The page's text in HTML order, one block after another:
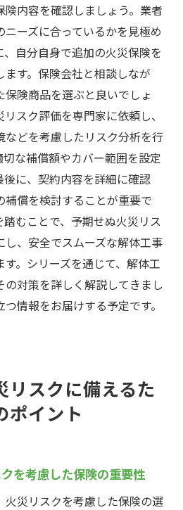
内容を確認しましょう。業者
ーズに合っているかを見極め
自分自身で追加の火災保険を
す。保険会社と相談しなが
険商品を選ぶと良いでしょ
スク評価を専門家に依頼し、
どを考慮したリスク分析を行
な補償額やカバー範囲を設定
に、契約内容を詳細に確認
補償を検討することが重要で
むことで、予期せぬ火災リス
し、安全でスムーズな解体工事
。シリーズを通じて、解体工
対策を詳しく解説してきまし
情報をお届けする予定です。
リスクに備えるた
ポイント
を考慮した保険の重要性
災リスクを考慮した保険の選